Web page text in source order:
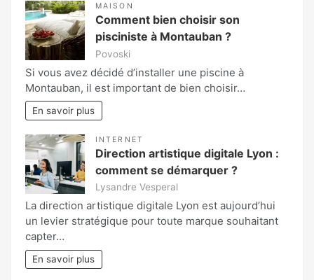
MAISON
Comment bien choisir son
pisciniste à Montauban ?
Povoski
Si vous avez décidé d’installer une piscine à
Montauban, il est important de bien choisir…
En savoir plus
INTERNET
Direction artistique digitale Lyon :
comment se démarquer ?
Lysandre Vesperal
La direction artistique digitale Lyon est aujourd’hui
un levier stratégique pour toute marque souhaitant
capter…
En savoir plus